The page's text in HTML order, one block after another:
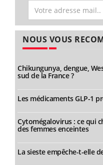
NOUS VOUS
Chikungunya, dengue,
sud de la France ?
Les médicaments GLP-1
Cytomégalovirus : ce qui
des femmes enceintes
La sieste empêche-t-elle